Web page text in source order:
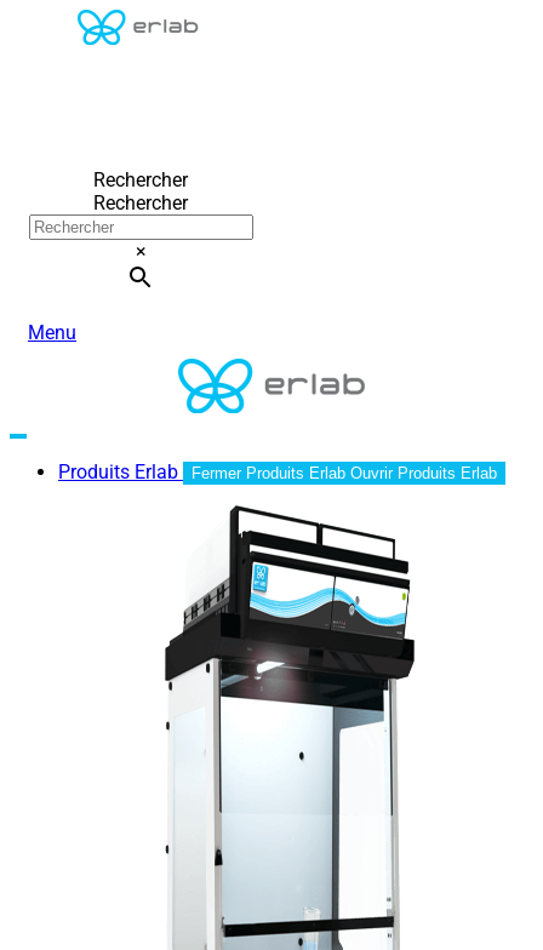
Rechercher
Rechercher
×
Menu
Produits Erlab Fermer Produits Erlab Ouvrir Produits Erlab